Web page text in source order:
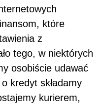
które
z
tego, w niektórych
osobiście udawać
kredyt składamy
kurierem,